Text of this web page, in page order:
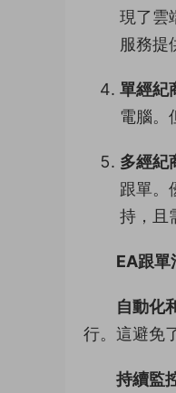
現了雲
服務提
單經紀
電腦。
多經紀
跟單。
持，且
EA跟單
自動化
行。這避免
持續監